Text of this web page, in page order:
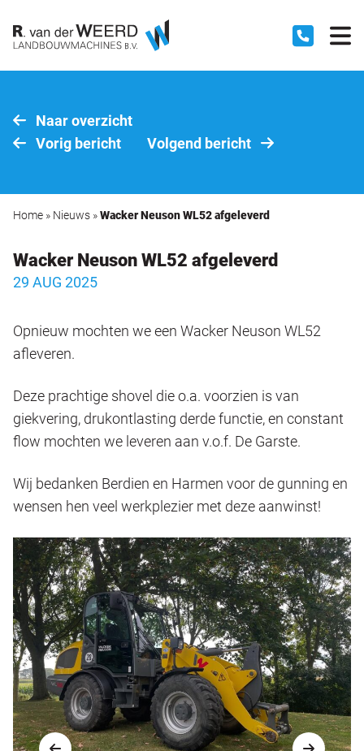
Naar overzicht
Vorig bericht
Volgend bericht
Home » Nieuws »Wacker Neuson WL52 afgeleverd
Wacker Neuson WL52 afgeleverd
29 AUG 2025
Opnieuw mochten we een Wacker Neuson WL52
afleveren.
Deze prachtige shovel die o.a. voorzien is van
giekvering, drukontlasting derde functie, en constant
flow mochten we leveren aan v.o.f. De Garste.
Wij bedanken Berdien en Harmen voor de gunning en
wensen hen veel werkplezier met deze aanwinst!